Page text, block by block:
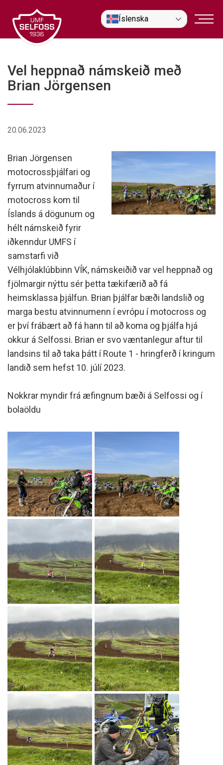
efni
Íslenska
Vel heppnað námskeið með
Brian Jörgensen
20.06.2023
Brian Jörgensen
motocrossþjálfari og
fyrrum atvinnumaður í
motocross kom til
Íslands á dögunum og
hélt námskeið fyrir
iðkenndur UMFS í
samstarfi við
Vélhjólaklúbbinn VÍK, námskeiðið var vel heppnað og
fjölmargir nýttu sér þetta tækifærið að fá
heimsklassa þjálfun. Brian þjálfar bæði landslið og
marga bestu atvinnumenn í evrópu í motocross og
er því frábært að fá hann til að koma og þjálfa hjá
okkur á Selfossi. Brian er svo væntanlegur aftur til
landsins til að taka þátt í Route 1 - hringferð í kringum
landið sem hefst 10. júlí 2023.
Nokkrar myndir frá æfingnum bæði á Selfossi og í
bolaöldu